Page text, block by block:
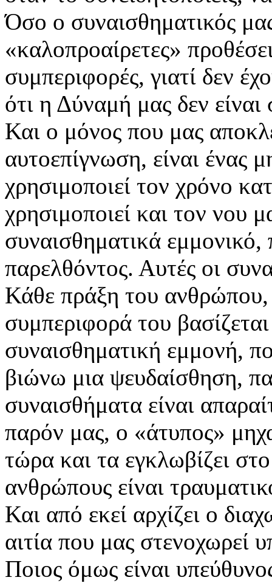
Όσο ο συναισθηματικός
«καλοπροαίρετες»
συμπεριφορές, γιατί δεν
ότι η Δύναμή μας δεν
Και ο μόνος που μας
αυτοεπίγνωση, είναι ένας
χρησιμοποιεί τον χρόνο
χρησιμοποιεί και τον νου
συναισθηματικά
παρελθόντος. Αυτές οι
Κάθε πράξη του
συμπεριφορά του
συναισθηματική εμμονή,
βιώνω μια ψευδαίσθηση,
συναισθήματα είναι
παρόν μας, ο «άτυπος»
τώρα και τα εγκλωβίζει
ανθρώπους είναι
Και από εκεί αρχίζει ο
αιτία που μας στενοχωρεί
Ποιος όμως είναι